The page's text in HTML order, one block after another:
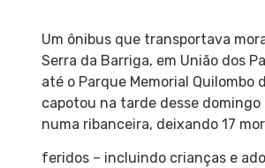
Um ônibus que transportava
Serra da Barriga, em União dos
até o Parque Memorial Quilombo
capotou na tarde desse domingo
numa ribanceira, deixando 17
feridos – incluindo crianças e